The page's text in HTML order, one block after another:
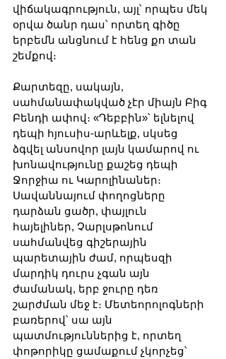
վիճակագրություն, այլ՝ որպես մեկ
օրվա ծանր դաս՝ որտեղ գիծը
երբեմն անցնում է հենց քո տան
շեմքով։
Քարտեզը, սակայն,
սահմանափակված չէր միայն Բիգ
Բենդի ափով։ «Դեբբին»՝ ելնելով
դեպի հյուսիս-արևելք, սկսեց
ձգվել անսովոր լայն կամարով ու
խոնավությունը քաշեց դեպի
Ջորջիա ու Կարոլինաներ։
Սավաննայում փողոցները
դարձան ցածր, փայլուն
հայելիներ, Չարլսթոնում
սահմանվեց գիշերային
պարետային ժամ, որպեսզի
մարդիկ դուրս չգան այն
ժամանակ, երբ ջուրը դեռ
շարժման մեջ է։ Մետեորոլոգների
բառերով՝ սա այն
պատմություններից է, որտեղ
փոթորիկը ցամաքում չկորչեց՝